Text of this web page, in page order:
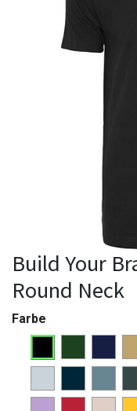
Build Your
Round Neck
Farbe